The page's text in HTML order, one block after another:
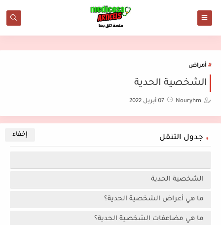
أمراض
الشخصية الحدية
Nouryhm 07 أبريل 2022
جدول التنقل
الشخصية الحدية
ما هي أعراض الشخصية الحدية؟
ما هي مضاعفات الشخصية الحدية؟